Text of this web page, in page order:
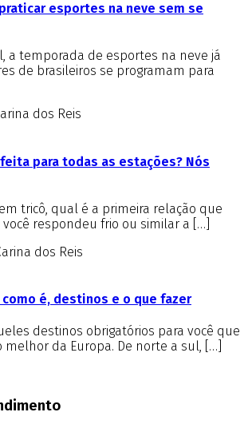
esportes na neve sem se
a temporada de esportes na neve já
de brasileiros se programam para
dos Reis
para todas as estações? Nós
tricô, qual é a primeira relação que
você respondeu frio ou similar a […]
dos Reis
é, destinos e o que fazer
destinos obrigatórios para você que
melhor da Europa. De norte a sul, […]